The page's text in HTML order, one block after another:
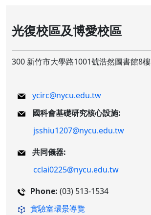
光復校區及博愛校區
300 新竹市大學路1001號浩然圖書館8樓
ycirc@nycu.edu.tw
國科會基礎研究核心設施:
jsshiu1207@nycu.edu.tw
共同儀器:
cclai0225@nycu.edu.tw
Phone:(03) 513-1534
實驗室環景導覽